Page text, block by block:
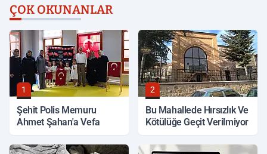
ÇOK OKUNANLAR
1
Şehit Polis Memuru
Ahmet Şahan'a Vefa
2
Bu Mahallede Hırsızlık Ve
Kötülüğe Geçit Verilmiyor